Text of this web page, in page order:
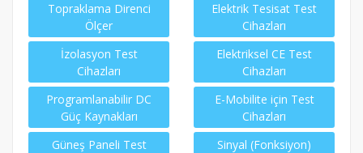
Topraklama Direnci
Ölçer
Elektrik Tesisat Test
Cihazları
İzolasyon Test
Cihazları
Elektriksel CE Test
Cihazları
Programlanabilir DC
Güç Kaynakları
E-Mobilite için Test
Cihazları
Güneş Paneli Test
Sinyal (Fonksiyon)